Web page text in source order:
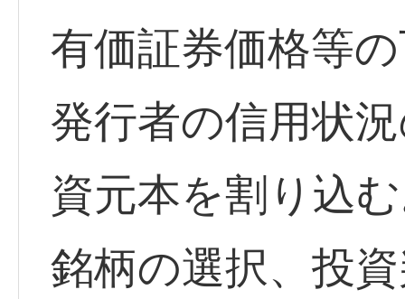
有価証券価格等
発行者の信用状
資元本を割り込
銘柄の選択、投